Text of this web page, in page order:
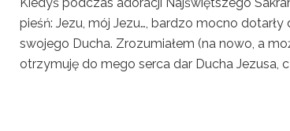
pieśń: Jezu, mój Jezu…, bardzo mocno dotarły
swojego Ducha. Zrozumiałem (na nowo, a
otrzymuję do mego serca dar Ducha Jezusa,